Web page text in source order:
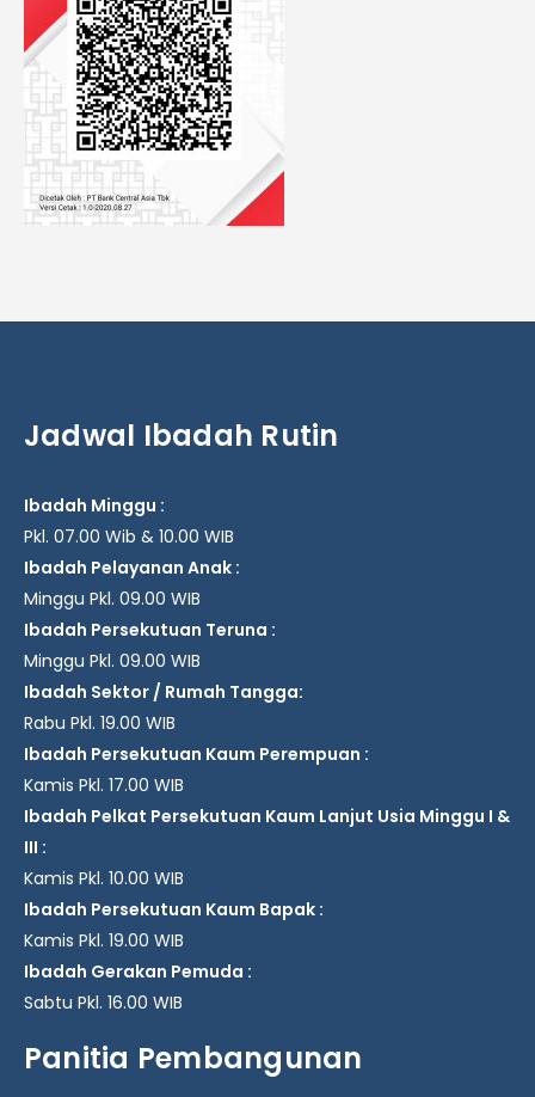
Jadwal Ibadah Rutin
Ibadah Minggu :
Pkl. 07.00 Wib & 10.00 WIB
Ibadah Pelayanan Anak :
Minggu Pkl. 09.00 WIB
Ibadah Persekutuan Teruna :
Minggu Pkl. 09.00 WIB
Ibadah Sektor / Rumah Tangga:
Rabu Pkl. 19.00 WIB
Ibadah Persekutuan Kaum Perempuan :
Kamis Pkl. 17.00 WIB
Ibadah Pelkat Persekutuan Kaum Lanjut Usia Minggu I &
III :
Kamis Pkl. 10.00 WIB
Ibadah Persekutuan Kaum Bapak :
Kamis Pkl. 19.00 WIB
Ibadah Gerakan Pemuda :
Sabtu Pkl. 16.00 WIB
Panitia Pembangunan